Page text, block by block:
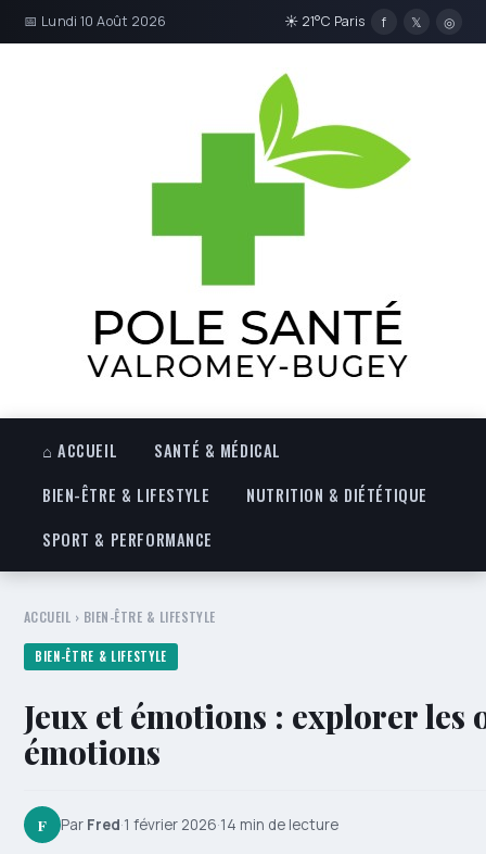
📅 Lundi 10 Août 2026 ☀ 21°C Paris f 𝕏 ◎
⌂ ACCUEIL
SANTÉ & MÉDICAL
BIEN-ÊTRE & LIFESTYLE
NUTRITION & DIÉTÉTIQUE
SPORT & PERFORMANCE
ACCUEIL › BIEN-ÊTRE & LIFESTYLE
BIEN-ÊTRE & LIFESTYLE
Jeux et émotions : explorer
émotions
F Par Fred·1 février 2026·14 min de lecture